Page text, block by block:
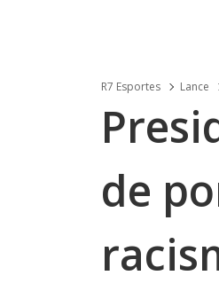
R7 Esportes Lance
de